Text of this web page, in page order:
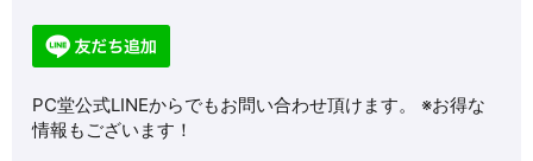
PC堂公式LINEからでもお問い合わせ頂けます。 ※お得な
情報もございます！